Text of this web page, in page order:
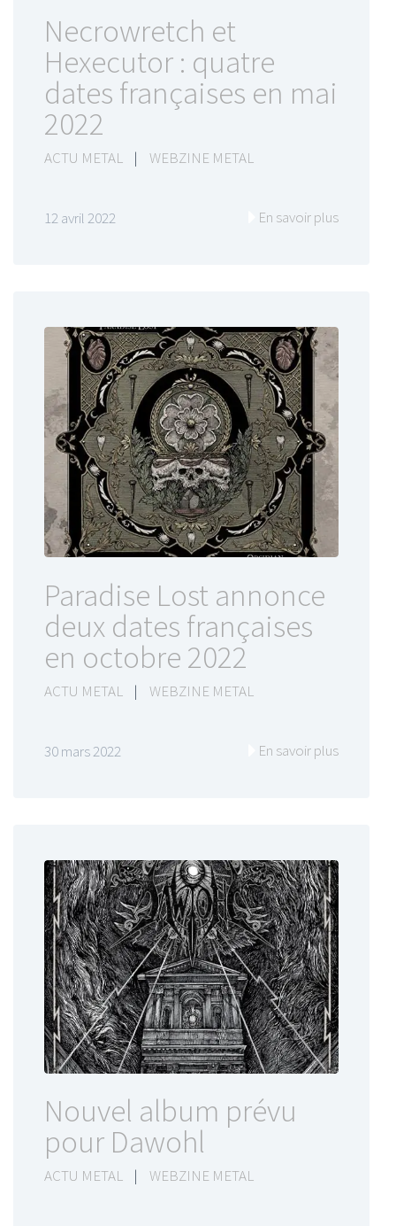
Necrowretch et
Hexecutor : quatre
dates françaises en mai
2022
ACTU METAL | WEBZINE METAL
12 avril 2022 En savoir plus
Paradise Lost annonce
deux dates françaises
en octobre 2022
ACTU METAL | WEBZINE METAL
30 mars 2022 En savoir plus
Nouvel album prévu
pour Dawohl
ACTU METAL | WEBZINE METAL